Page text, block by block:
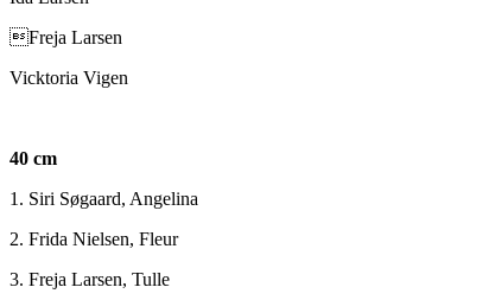
Freja Larsen
Vicktoria Vigen
40 cm
1. Siri Søgaard, Angelina
2. Frida Nielsen, Fleur
3. Freja Larsen, Tulle